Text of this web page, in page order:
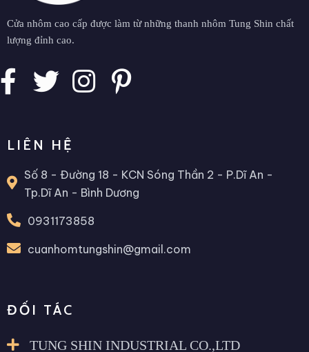
Cửa nhôm cao cấp được làm từ những thanh nhôm Tung Shin chất
lượng đỉnh cao.
LIÊN HỆ
Số 8 - Đường 18 - KCN Sóng Thần 2 - P.Dĩ An -
Tp.Dĩ An - Bình Dương
0931173858
cuanhomtungshin@gmail.com
ĐỐI TÁC
TUNG SHIN INDUSTRIAL CO.,LTD